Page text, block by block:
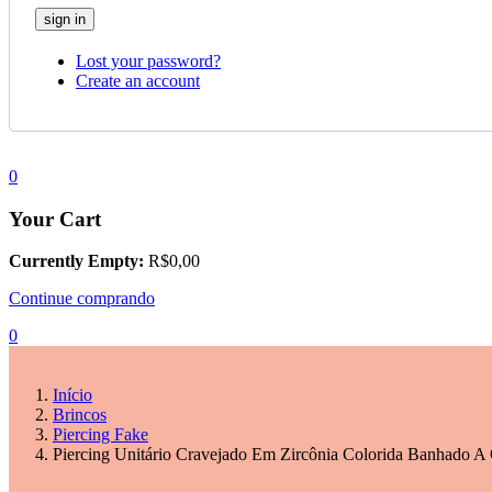
Lost your password?
Create an account
0
Your Cart
Currently Empty: R$0,00
Continue comprando
0
Início
Brincos
Piercing Fake
Piercing Unitário Cravejado Em Zircônia Colorida Banhado A